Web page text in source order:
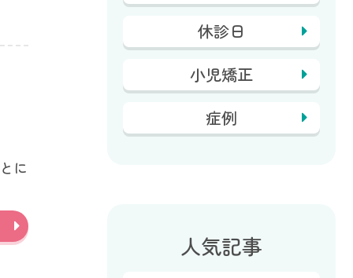
に
休診日
小児矯正
症例
人気記事